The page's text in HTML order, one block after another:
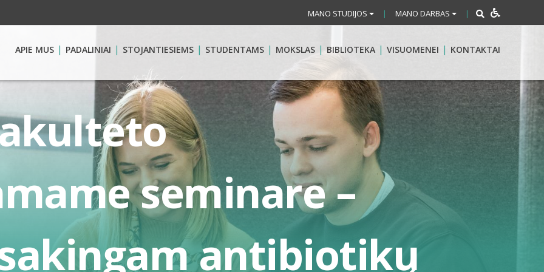
MANO STUDIJOS | MANO DARBAS |
APIE MUS PADALINIAI STOJANTIESIEMS STUDENTAMS MOKSLAS BIBLIOTEKA VISUOMENEI KONTAKTAI
seminare –
antibiotikų